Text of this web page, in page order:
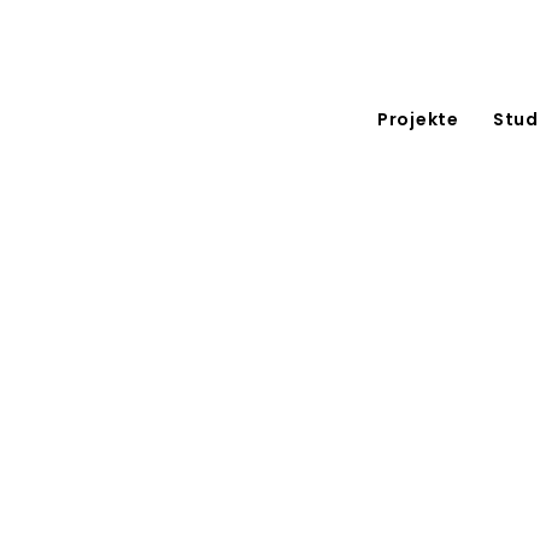
Projekte